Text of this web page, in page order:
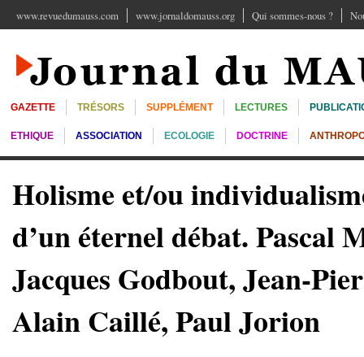
www.revuedumauss.com www.jornaldomauss.org Qui sommes-nous ?
GAZETTE TRÉSORS SUPPLÉMENT LECTURES
ETHIQUE ASSOCIATION ECOLOGIE DOCTRINE
Holisme et/ou
d’un éternel débat. Pascal
Jacques Godbout, Jean-
Alain Caillé, Paul Jorion